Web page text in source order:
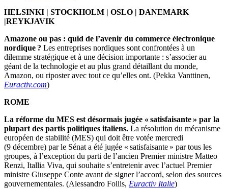
HELSINKI | STOCKHOLM | OSLO | DANEMARK
|REYKJAVIK
Amazone ou pas : quid de l’avenir du commerce électronique
nordique ? Les entreprises nordiques sont confrontées à un
dilemme stratégique et à une décision importante : s’associer au
géant de la technologie et au plus grand détaillant du monde,
Amazon, ou riposter avec tout ce qu’elles ont. (Pekka Vanttinen,
Euractiv.com)
ROME
La réforme du MES est désormais jugée « satisfaisante » par la
plupart des partis politiques italiens. La résolution du mécanisme
européen de stabilité (MES) qui doit être votée mercredi
(9 décembre) par le Sénat a été jugée « satisfaisante » par tous les
groupes, à l’exception du parti de l’ancien Premier ministre Matteo
Renzi, Itallia Viva, qui souhaite s’entretenir avec l’actuel Premier
ministre Giuseppe Conte avant de signer l’accord, selon des sources
gouvernementales. (Alessandro Follis, Euractiv Italie)